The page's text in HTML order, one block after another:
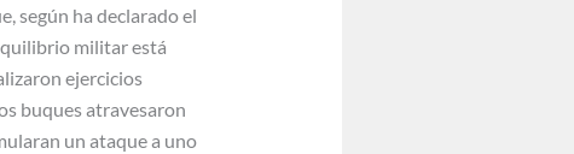
según ha declarado el
militar está
ejercicios
buques atravesaron
un ataque a uno